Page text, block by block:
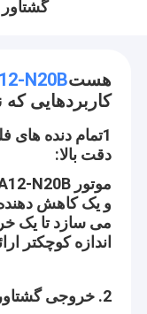
هستN20B
کاربردهایی که
1تمام دنده
دقت بالا:
و یک کاهش دهنده
می سازد تا یک
اندازه کوچکتر
2. خروجی گشتاور بالا: